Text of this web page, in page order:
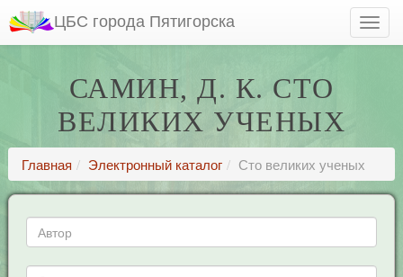
ЦБС города Пятигорска
САМИН, Д. К. СТО
ВЕЛИКИХ УЧЕНЫХ
Главная Электронный каталог Сто великих ученых